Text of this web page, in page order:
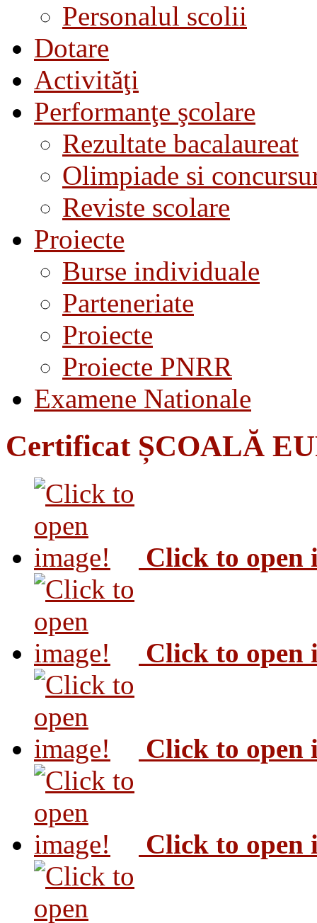
Personalul scolii
Dotare
Activităţi
Performanţe şcolare
Rezultate bacalaureat
Olimpiade si
Reviste scolare
Proiecte
Burse individuale
Parteneriate
Proiecte
Proiecte PNRR
Examene Nationale
Certificat ȘCOALĂ
Click to open
Click to open
Click to open
Click to open